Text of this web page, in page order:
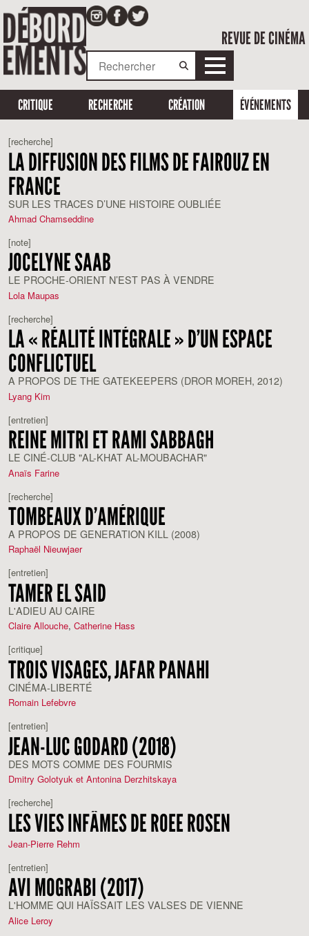
REVUE DE CINÉMA
CRITIQUE RECHERCHE CRÉATION ÉVÉNEMENTS
[recherche]
LA DIFFUSION DES FILMS DE FAIROUZ EN
FRANCE
SUR LES TRACES D’UNE HISTOIRE OUBLIÉE
Ahmad Chamseddine
[note]
JOCELYNE SAAB
LE PROCHE-ORIENT N’EST PAS À VENDRE
Lola Maupas
[recherche]
LA « RÉALITÉ INTÉGRALE » D’UN ESPACE
CONFLICTUEL
A PROPOS DE THE GATEKEEPERS (DROR MOREH, 2012)
Lyang Kim
[entretien]
REINE MITRI ET RAMI SABBAGH
LE CINÉ-CLUB "AL-KHAT AL-MOUBACHAR"
Anaïs Farine
[recherche]
TOMBEAUX D’AMÉRIQUE
A PROPOS DE GENERATION KILL (2008)
Raphaël Nieuwjaer
[entretien]
TAMER EL SAID
L'ADIEU AU CAIRE
Claire Allouche, Catherine Hass
[critique]
TROIS VISAGES, JAFAR PANAHI
CINÉMA-LIBERTÉ
Romain Lefebvre
[entretien]
JEAN-LUC GODARD (2018)
DES MOTS COMME DES FOURMIS
Dmitry Golotyuk et Antonina Derzhitskaya
[recherche]
LES VIES INFÂMES DE ROEE ROSEN
Jean-Pierre Rehm
[entretien]
AVI MOGRABI (2017)
L'HOMME QUI HAÏSSAIT LES VALSES DE VIENNE
Alice Leroy